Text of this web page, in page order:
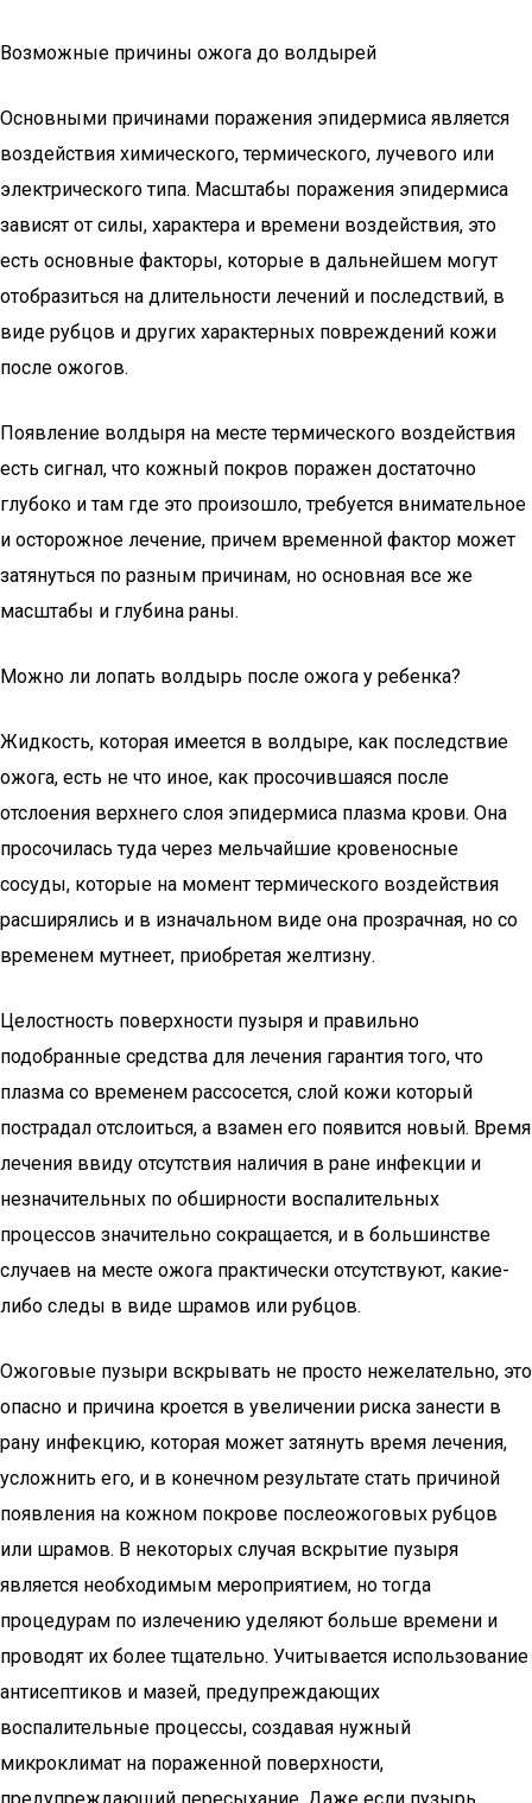
Возможные причины ожога до волдырей
Основными причинами поражения эпидермиса является
воздействия химического, термического, лучевого или
электрического типа. Масштабы поражения эпидермиса
зависят от силы, характера и времени воздействия, это
есть основные факторы, которые в дальнейшем могут
отобразиться на длительности лечений и последствий, в
виде рубцов и других характерных повреждений кожи
после ожогов.
Появление волдыря на месте термического воздействия
есть сигнал, что кожный покров поражен достаточно
глубоко и там где это произошло, требуется внимательное
и осторожное лечение, причем временной фактор может
затянуться по разным причинам, но основная все же
масштабы и глубина раны.
Можно ли лопать волдырь после ожога у ребенка?
Жидкость, которая имеется в волдыре, как последствие
ожога, есть не что иное, как просочившаяся после
отслоения верхнего слоя эпидермиса плазма крови. Она
просочилась туда через мельчайшие кровеносные
сосуды, которые на момент термического воздействия
расширялись и в изначальном виде она прозрачная, но со
временем мутнеет, приобретая желтизну.
Целостность поверхности пузыря и правильно
подобранные средства для лечения гарантия того, что
плазма со временем рассосется, слой кожи который
пострадал отслоиться, а взамен его появится новый. Время
лечения ввиду отсутствия наличия в ране инфекции и
незначительных по обширности воспалительных
процессов значительно сокращается, и в большинстве
случаев на месте ожога практически отсутствуют, какие-
либо следы в виде шрамов или рубцов.
Ожоговые пузыри вскрывать не просто нежелательно, это
опасно и причина кроется в увеличении риска занести в
рану инфекцию, которая может затянуть время лечения,
усложнить его, и в конечном результате стать причиной
появления на кожном покрове послеожоговых рубцов
или шрамов. В некоторых случая вскрытие пузыря
является необходимым мероприятием, но тогда
процедурам по излечению уделяют больше времени и
проводят их более тщательно. Учитывается использование
антисептиков и мазей, предупреждающих
воспалительные процессы, создавая нужный
микроклимат на пораженной поверхности,